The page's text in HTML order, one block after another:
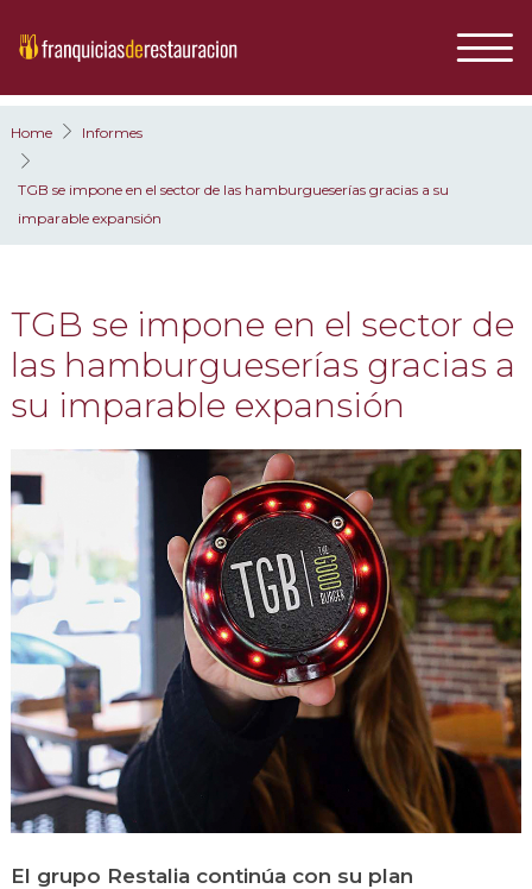
Home Informes
TGB se impone en el sector de las hamburgueserías gracias a su
imparable expansión
TGB se impone en el sector de
las hamburgueserías gracias a
su imparable expansión
El grupo Restalia continúa con su plan